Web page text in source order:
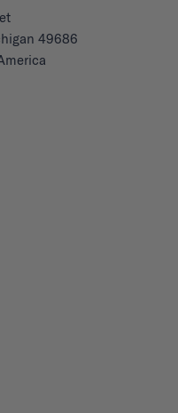
49686